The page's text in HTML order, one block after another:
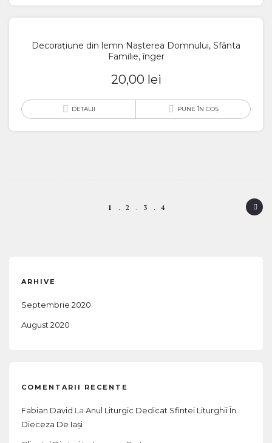
Decorațiune din lemn Nașterea Domnului, Sfânta
Familie, înger
20,00 lei
DETALII PUNE ÎN COȘ
1 2 3 4
ARHIVE
Septembrie 2020
August 2020
COMENTARII RECENTE
Fabian David La Anul Liturgic Dedicat Sfintei Liturghii În
Dieceza De Iași